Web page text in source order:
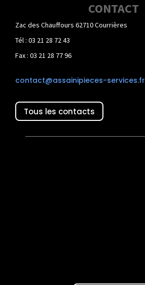
CONTACT
Zac des Chauffours 62710 Courrières
Tél : 03 21 28 72 43
Fax : 03 21 28 77 96
contact@assainipieces-services.fr
Tous les contacts